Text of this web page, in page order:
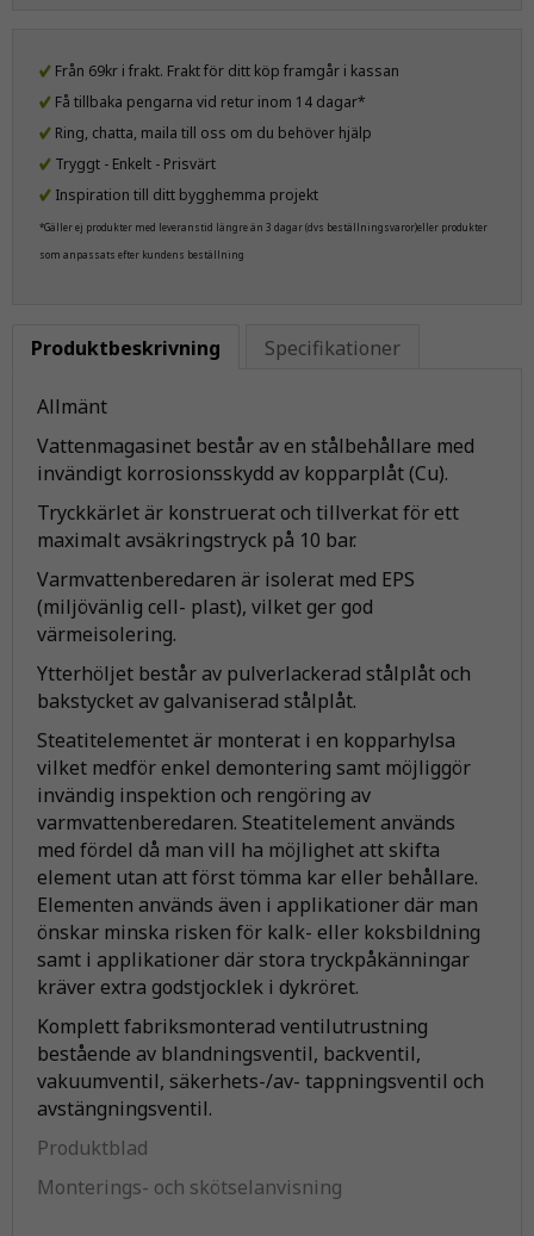
Från 69kr i frakt. Frakt för ditt köp framgår i kassan
Få tillbaka pengarna vid retur inom 14 dagar*
Ring, chatta, maila till oss om du behöver hjälp
Tryggt - Enkelt - Prisvärt
Inspiration till ditt bygghemma projekt
*Gäller ej produkter med leveranstid längre än 3 dagar (dvs beställningsvaror)eller produkter
som anpassats efter kundens beställning
Produktbeskrivning Specifikationer
Allmänt
Vattenmagasinet består av en stålbehållare med
invändigt korrosionsskydd av kopparplåt (Cu).
Tryckkärlet är konstruerat och tillverkat för ett
maximalt avsäkringstryck på 10 bar.
Varmvattenberedaren är isolerat med EPS
(miljövänlig cell- plast), vilket ger god
värmeisolering.
Ytterhöljet består av pulverlackerad stålplåt och
bakstycket av galvaniserad stålplåt.
Steatitelementet är monterat i en kopparhylsa
vilket medför enkel demontering samt möjliggör
invändig inspektion och rengöring av
varmvattenberedaren. Steatitelement används
med fördel då man vill ha möjlighet att skifta
element utan att först tömma kar eller behållare.
Elementen används även i applikationer där man
önskar minska risken för kalk- eller koksbildning
samt i applikationer där stora tryckpåkänningar
kräver extra godstjocklek i dykröret.
Komplett fabriksmonterad ventilutrustning
bestående av blandningsventil, backventil,
vakuumventil, säkerhets-/av- tappningsventil och
avstängningsventil.
Produktblad
Monterings- och skötselanvisning